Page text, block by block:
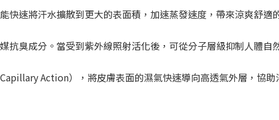
快速將汗水擴散到更大的表面積，加速蒸發速度，帶來涼爽舒適
抗臭成分。當受到紫外線照射活化後，可從分子層級抑制人體自
Action），將皮膚表面的濕氣快速導向高透氣外層，協助